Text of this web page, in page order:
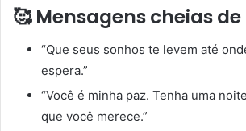
🥰 Mensagens cheias
“Que seus sonhos te levem até
espera.”
“Você é minha paz. Tenha uma
que você merece.”